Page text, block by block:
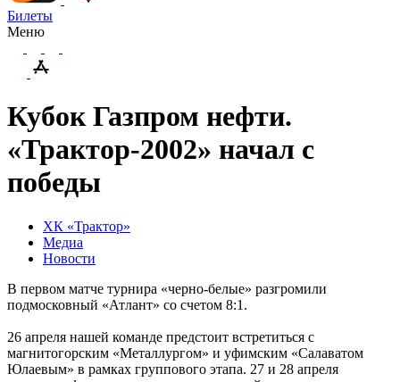
Билеты
Меню
Кубок Газпром нефти.
«Трактор-2002» начал с
победы
ХК «Трактор»
Медиа
Новости
В первом матче турнира «черно-белые» разгромили
подмосковный «Атлант» со счетом 8:1.
26 апреля нашей команде предстоит встретиться с
магнитогорским «Металлургом» и уфимским «Салаватом
Юлаевым» в рамках группового этапа. 27 и 28 апреля